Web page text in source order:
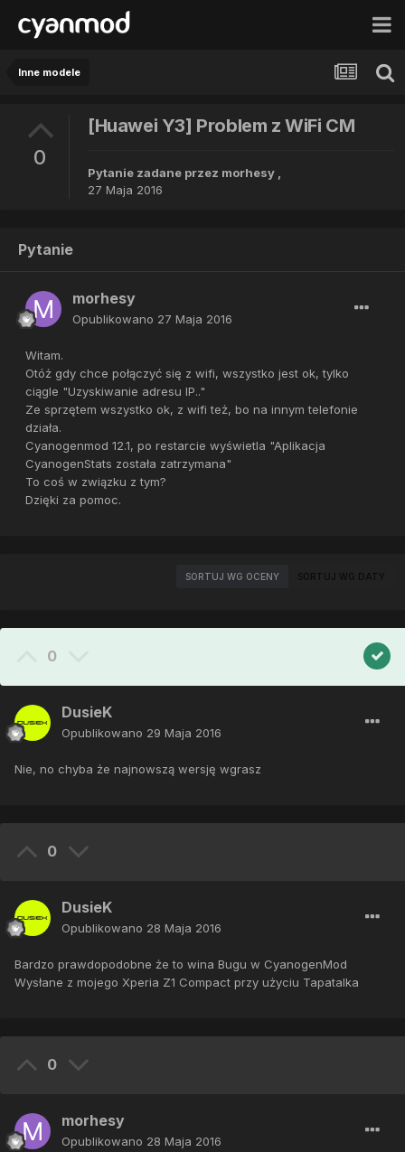
Inne modele
0
[Huawei Y3] Problem z WiFi CM
Pytanie zadane przez morhesy ,
27 Maja 2016
Pytanie
morhesy
Opublikowano 27 Maja 2016
Witam.
Otóż gdy chce połączyć się z wifi, wszystko jest ok, tylko
ciągle "Uzyskiwanie adresu IP.."
Ze sprzętem wszystko ok, z wifi też, bo na innym telefonie
działa.
Cyanogenmod 12.1, po restarcie wyświetla "Aplikacja
CyanogenStats została zatrzymana"
To coś w związku z tym?
Dzięki za pomoc.
SORTUJ WG OCENY SORTUJ WG DATY
0
DusieK
Opublikowano 29 Maja 2016
Nie, no chyba że najnowszą wersję wgrasz
0
DusieK
Opublikowano 28 Maja 2016
Bardzo prawdopodobne że to wina Bugu w CyanogenMod
Wysłane z mojego Xperia Z1 Compact przy użyciu Tapatalka
0
morhesy
Opublikowano 28 Maja 2016